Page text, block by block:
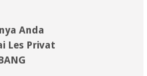
Anda
Les Privat